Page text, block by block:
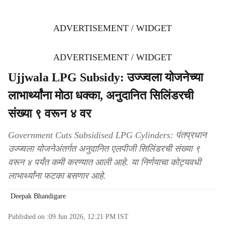
ADVERTISEMENT / WIDGET
ADVERTISEMENT / WIDGET
Ujjwala LPG Subsidy: उज्ज्वला योजनेच्या
लाभार्थ्यांना मोठा धक्का, अनुदानित सिलिंडरची
संख्या ९ वरून ४ वर
Government Cuts Subsidised LPG Cylinders: पंतप्रधान
उज्ज्वला योजनेअंतर्गत अनुदानित एलपीजी सिलिंडरची संख्या ९
वरून ४ पर्यंत कमी करण्यात आली आहे. या निर्णयाचा कोट्यवधी
लाभार्थ्यांना फटका बसणार आहे.
Deepak Bhandigare
Published on :09 Jun 2026, 12:21 PM IST